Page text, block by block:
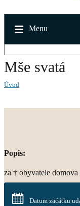
Menu
Mše svatá
Úvod
Popis:
za † obyvatele domova
Datum začátku